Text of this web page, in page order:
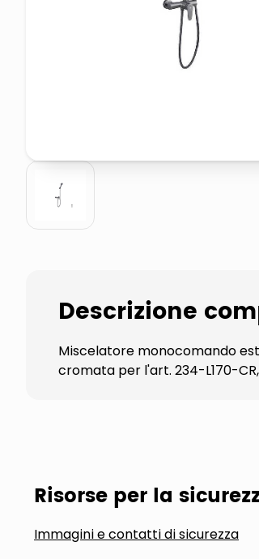
asciuga capelli
Descrizione
Miscelatore monocomando
cromata per l'art. 234-L170-
Risorse per la
Immagini e contatti di sicurezza